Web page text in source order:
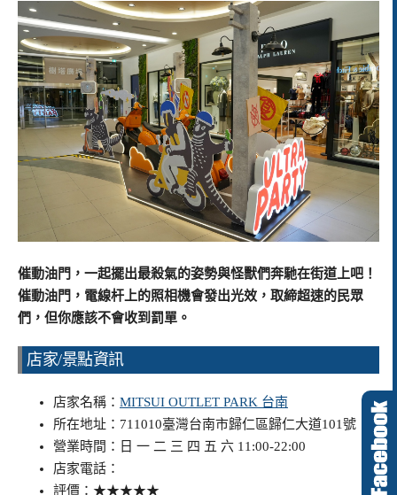
催動油門，一起擺出最殺氣的姿勢與怪獸們奔馳在街道上吧！
催動油門，電線杆上的照相機會發出光效，取締超速的民眾
們，但你應該不會收到罰單。
店家/景點資訊
店家名稱： MITSUI OUTLET PARK 台南
所在地址：711010臺灣台南市歸仁區歸仁大道101號
營業時間：日 一 二 三 四 五 六 11:00-22:00
店家電話：
評價：★★★★★